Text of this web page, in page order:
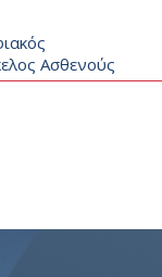
Ασθενούς